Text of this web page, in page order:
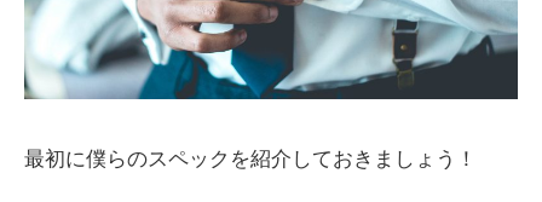
最初に僕らのスペックを紹介しておきましょう！